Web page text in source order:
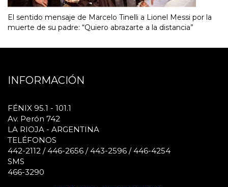
El sentido mensaje de Marcelo Tinelli a Lionel Messi por la
muerte de su padre: “Quiero abrazarte a la distancia”
INFORMACIÓN
FÉNIX 95.1 - 101.1
Av. Perón 742
LA RIOJA - ARGENTINA
TELÉFONOS
442-2112 / 446-2656 / 443-2596 / 446-4254
SMS
466-3290